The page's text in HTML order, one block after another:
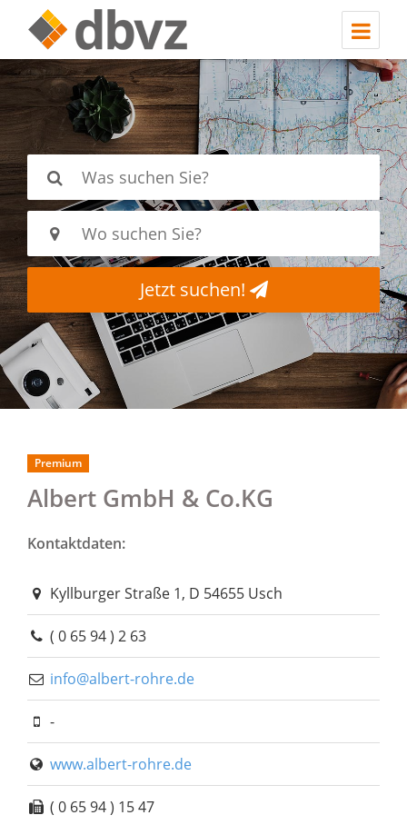
Jetzt suchen!
Albert GmbH & Co.KG
Premium
Kontaktdaten:
Kyllburger Straße 1, D 54655 Usch
( 0 65 94 ) 2 63
info@albert-rohre.de
-
www.albert-rohre.de
( 0 65 94 ) 15 47